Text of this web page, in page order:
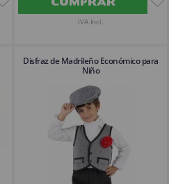
IVA Incl.
Disfraz de Madrileño Económico para
Niño